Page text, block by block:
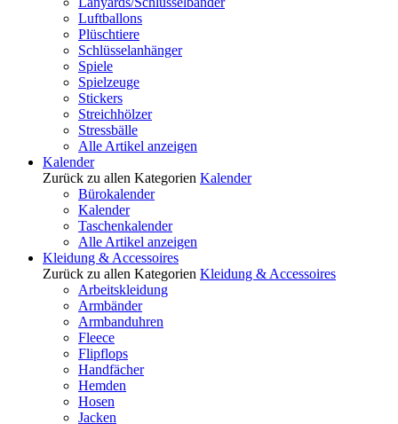
Luftballons
Plüschtiere
Schlüsselanhänger
Spiele
Spielzeuge
Stickers
Streichhölzer
Stressbälle
Alle Artikel anzeigen
Kalender
Zurück zu allen Kategorien Kalender
Bürokalender
Kalender
Taschenkalender
Alle Artikel anzeigen
Kleidung & Accessoires
Zurück zu allen Kategorien Kleidung & Accessoires
Arbeitskleidung
Armbänder
Armbanduhren
Fleece
Flipflops
Handfächer
Hemden
Hosen
Jacken